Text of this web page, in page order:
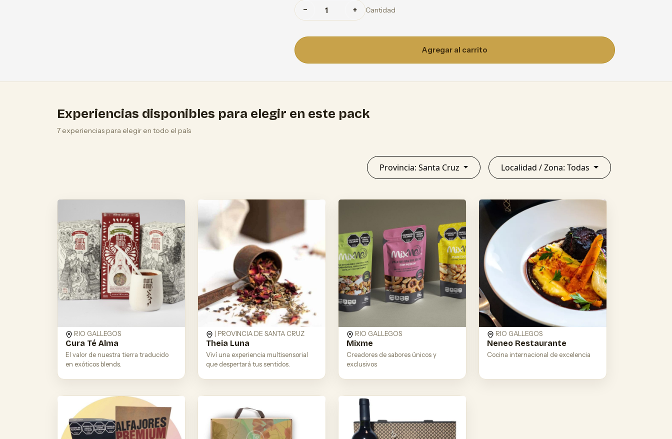
− + Cantidad
Agregar al carrito
Experiencias disponibles para elegir en este pack
7 experiencias para elegir en todo el país
Provincia: Santa Cruz Localidad / Zona: Todas
RIO GALLEGOS
Cura Té Alma
El valor de nuestra tierra traducido
en exóticos blends.
| PROVINCIA DE SANTA CRUZ
Theia Luna
Viví una experiencia multisensorial
que despertará tus sentidos.
RIO GALLEGOS
Mixme
Creadores de sabores únicos y
exclusivos
RIO GALLEGOS
Neneo Restaurante
Cocina internacional de excelencia